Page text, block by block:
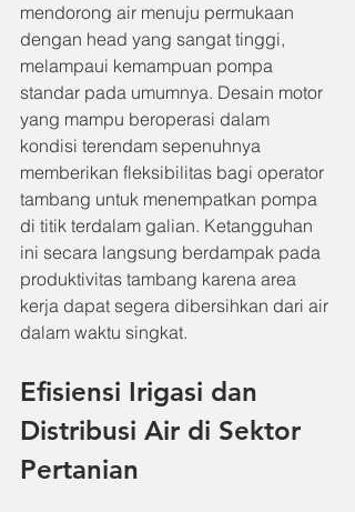
mendorong air menuju permukaan
dengan head yang sangat tinggi,
melampaui kemampuan pompa
standar pada umumnya. Desain motor
yang mampu beroperasi dalam
kondisi terendam sepenuhnya
memberikan fleksibilitas bagi operator
tambang untuk menempatkan pompa
di titik terdalam galian. Ketangguhan
ini secara langsung berdampak pada
produktivitas tambang karena area
kerja dapat segera dibersihkan dari air
dalam waktu singkat.
Efisiensi Irigasi dan
Distribusi Air di Sektor
Pertanian